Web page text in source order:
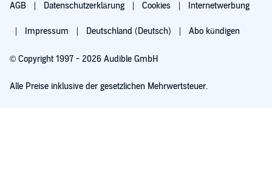
AGB Datenschutzerklärung Cookies Internetwerbung
Impressum Deutschland (Deutsch) Abo kündigen
© Copyright 1997 - 2026 Audible GmbH
Alle Preise inklusive der gesetzlichen Mehrwertsteuer.